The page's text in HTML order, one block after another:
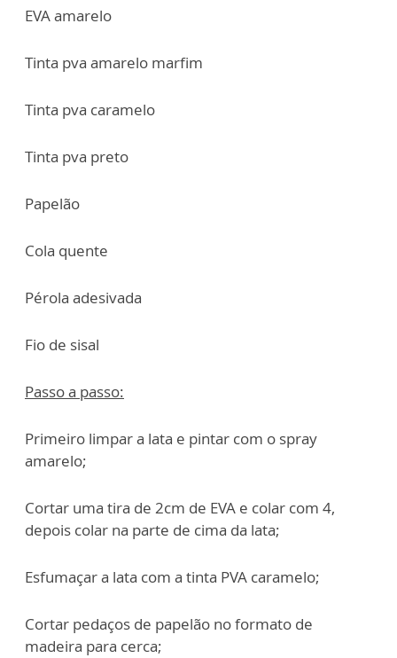
EVA amarelo
Tinta pva amarelo marfim
Tinta pva caramelo
Tinta pva preto
Papelão
Cola quente
Pérola adesivada
Fio de sisal
Passo a passo:
Primeiro limpar a lata e pintar com o spray
amarelo;
Cortar uma tira de 2cm de EVA e colar com 4,
depois colar na parte de cima da lata;
Esfumaçar a lata com a tinta PVA caramelo;
Cortar pedaços de papelão no formato de
madeira para cerca;